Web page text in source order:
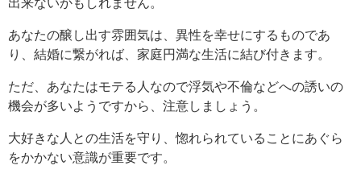
出来ないかもしれません。
あなたの醸し出す雰囲気は、異性を幸せにするものであ
り、結婚に繋がれば、家庭円満な生活に結び付きます。
ただ、あなたはモテる人なので浮気や不倫などへの誘いの
機会が多いようですから、注意しましょう。
大好きな人との生活を守り、惚れられていることにあぐら
をかかない意識が重要です。